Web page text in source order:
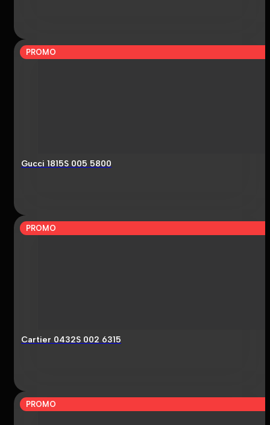
PROMO
Gucci 1815S 005 5800
PROMO
Cartier 0432S 002 6315
PROMO